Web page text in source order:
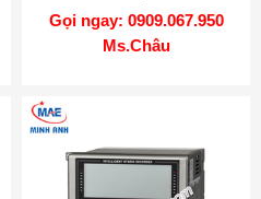
Model CN-6000
Gọi ngay: 0909.067.950
Ms.Châu